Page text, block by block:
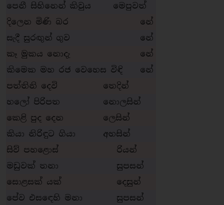
පෙනී සිහිනෙන් කිවුය
මෙපුවත්
දිලෙන මිණි බර
නේ
සැදී සුරඟුන් ගුව
නේ
කෑ මුකය නොදැ
නේ
කිමෙක මහ රජ වෙහෙස විඳි
නේ
පත්තිනි දෙවි
තෙදින්
හලෝ පිරිපත
නොලසින්
කෙළි පුද දෙන
ලෙසින්
කියා නිරිඳුට ගියා
අහසින්
සිව් පහළොස්
රියන්
මඩුවක් තනා
සුපසන්
සොළසක් යක්
දෙසුන්
පේව එසඳෙහි මනා
සුපසන්